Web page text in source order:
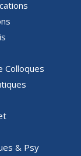
Colloques
& Psy